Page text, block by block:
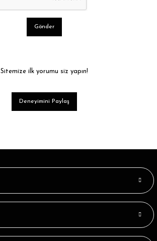
Gönder
Sitemize ilk yorumu siz yapın!
Deneyimini Paylaş